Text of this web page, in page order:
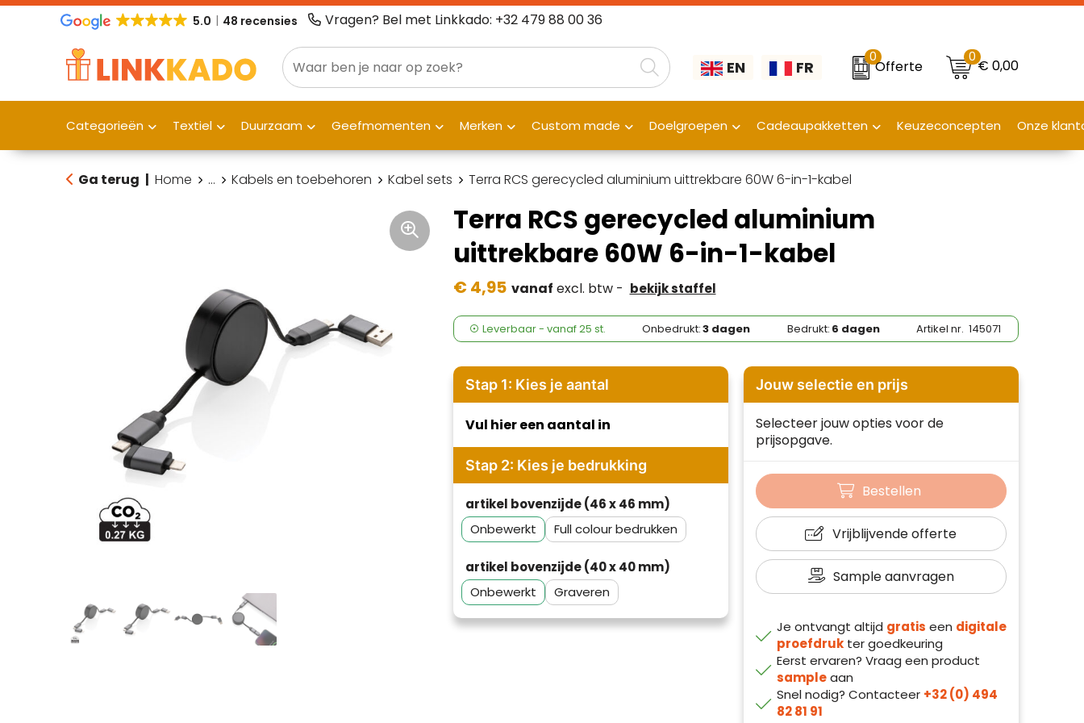
5.0 48 recensies Vragen? Bel met Linkkado: +32 479 88 00 36
EN FR
0
Offerte
0€ 0,00
Categorieën Textiel Duurzaam Geefmomenten Merken Custom made Doelgroepen Cadeaupakketten Keuzeconcepten Onze
Ga terug | Home ... Kabels en toebehoren Kabel sets Terra RCS gerecycled aluminium uittrekbare 60W 6-in-1-kabel
Terra RCS gerecycled aluminium
uittrekbare 60W 6-in-1-kabel
€ 4,95 vanaf excl. btw - bekijk staffel
Leverbaar- vanaf25 st. Onbedrukt:3 dagen Bedrukt: 6 dagen Artikel nr.145071
Stap 1: Kies je aantal
Vul hier een aantal in
Stap 2: Kies je bedrukking
artikel bovenzijde (46 x 46 mm)
Onbewerkt
Full colour
artikel bovenzijde (40 x 40 mm)
Onbewerkt
Graveren
Jouw selectie en prijs
Selecteer jouw opties voor de
prijsopgave.
Bestellen
Vrijblijvende offerte
Sample aanvragen
Je ontvangt altijd gratis een digitale
proefdrukter goedkeuring
Eerst ervaren? Vraag een product
sampleaan
Snel nodig? Contacteer +32 (0) 494
82 81 91